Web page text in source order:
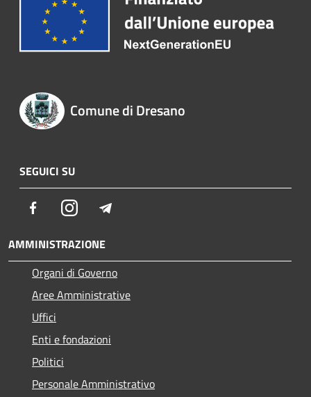
Comune di Dresano
SEGUICI SU
FacebookInstagram
AMMINISTRAZIONE
Organi di Governo
Aree Amministrative
Uffici
Enti e fondazioni
Politici
Personale Amministrativo